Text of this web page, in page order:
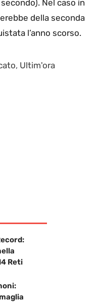
secondo). Nel caso in
della seconda
l’anno scorso.
, Ultim'ora
Reti